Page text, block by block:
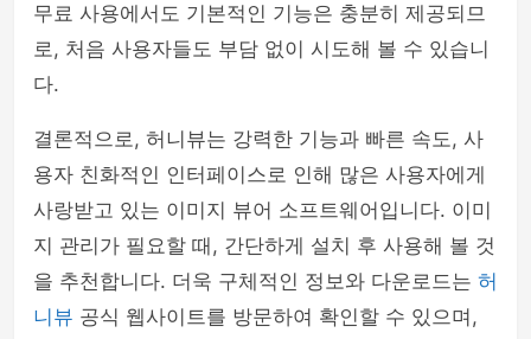
무료 사용에서도 기본적인 기능은 충분히 제공되므
로, 처음 사용자들도 부담 없이 시도해 볼 수 있습니
다.
결론적으로, 허니뷰는 강력한 기능과 빠른 속도, 사
용자 친화적인 인터페이스로 인해 많은 사용자에게
사랑받고 있는 이미지 뷰어 소프트웨어입니다. 이미
지 관리가 필요할 때, 간단하게 설치 후 사용해 볼 것
을 추천합니다. 더욱 구체적인 정보와 다운로드는 허
니뷰 공식 웹사이트를 방문하여 확인할 수 있으며,